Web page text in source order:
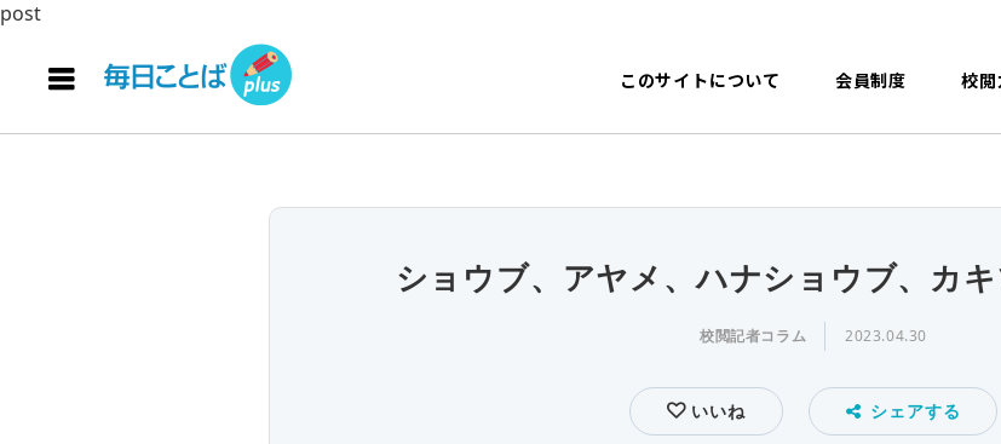
post
このサイトについて 会員制度 校閲
ショウブ、アヤメ、ハナショウブ、カ
校閲記者コラム 2023.04.30
いいね シェアする